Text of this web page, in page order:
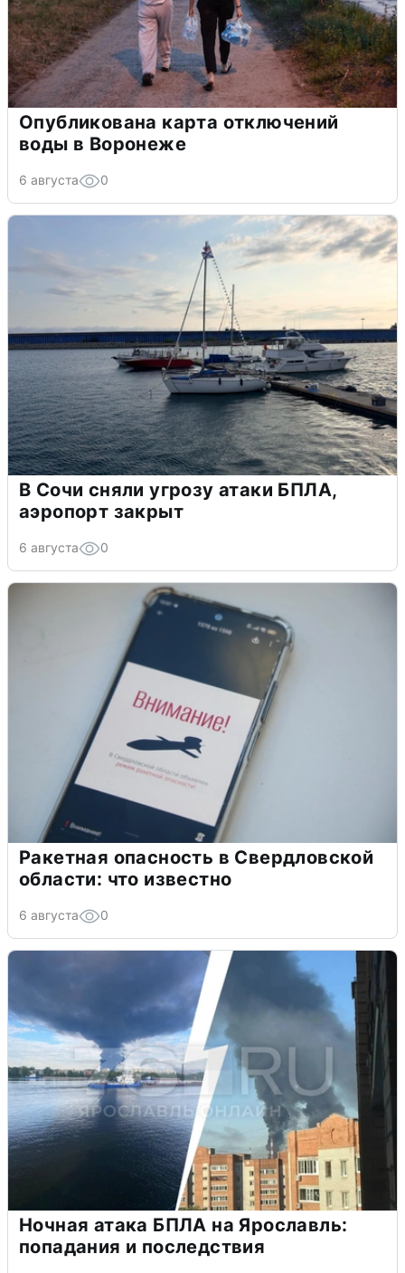
Опубликована карта отключений
воды в Воронеже
6 августа 0
В Сочи сняли угрозу атаки БПЛА,
аэропорт закрыт
6 августа 0
Ракетная опасность в Свердловской
области: что известно
6 августа 0
Ночная атака БПЛА на Ярославль:
попадания и последствия